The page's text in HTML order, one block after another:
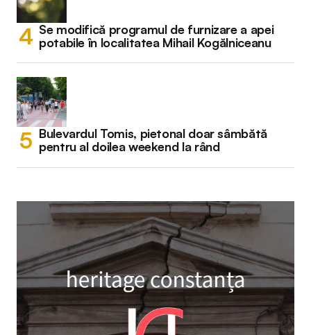
Se modifică programul de furnizare a apei
potabile în localitatea Mihail Kogălniceanu
Bulevardul Tomis, pietonal doar sâmbătă
pentru al doilea weekend la rând